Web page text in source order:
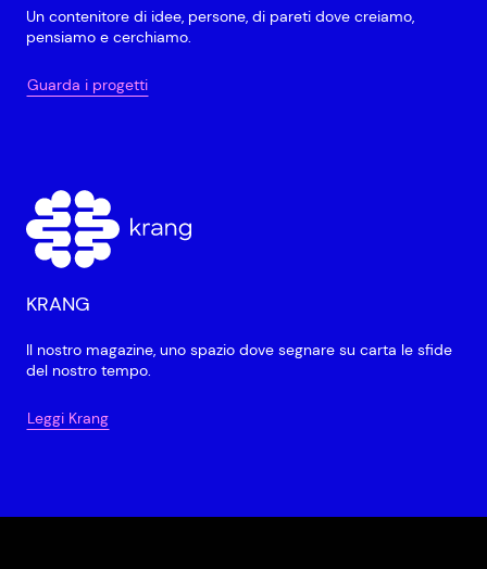
Un contenitore di idee, persone, di pareti dove creiamo,
pensiamo e cerchiamo.
Guarda i progetti
KRANG
Il nostro magazine, uno spazio dove segnare su carta le sfide
del nostro tempo.
Leggi Krang